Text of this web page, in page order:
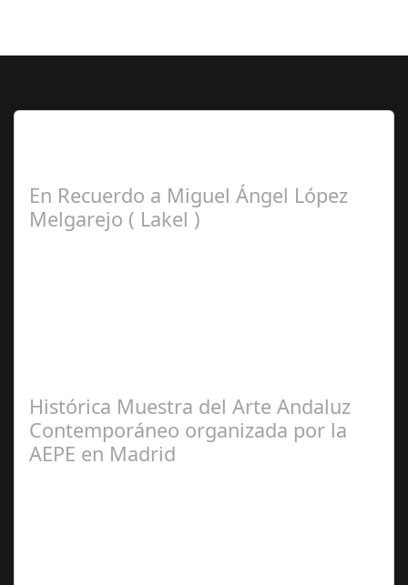
En Recuerdo a Miguel Ángel López
Melgarejo ( Lakel )
Histórica Muestra del Arte Andaluz
Contemporáneo organizada por la
AEPE en Madrid